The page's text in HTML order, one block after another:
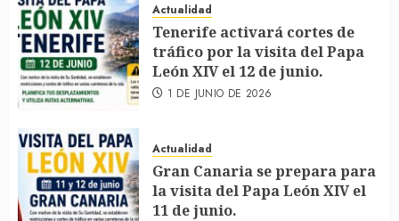
Actualidad
Tenerife activará cortes de
tráfico por la visita del Papa
León XIV el 12 de junio.
1 DE JUNIO DE 2026
Actualidad
Gran Canaria se prepara para
la visita del Papa León XIV el
11 de junio.